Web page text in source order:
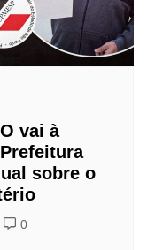
vai à
sobre o
0